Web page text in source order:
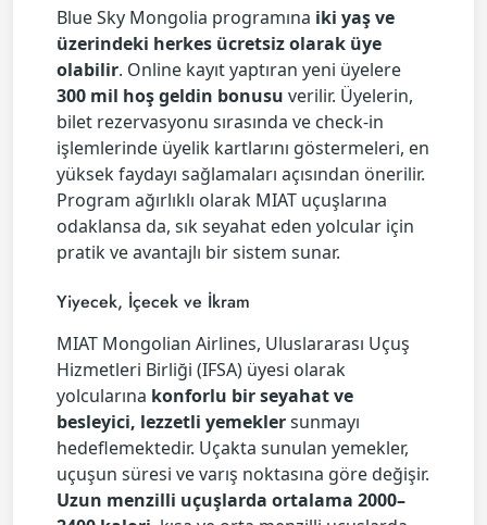
Blue Sky Mongolia programına iki yaş ve
üzerindeki herkes ücretsiz olarak üye
olabilir. Online kayıt yaptıran yeni üyelere
300 mil hoş geldin bonusu verilir. Üyelerin,
bilet rezervasyonu sırasında ve check-in
işlemlerinde üyelik kartlarını göstermeleri, en
yüksek faydayı sağlamaları açısından önerilir.
Program ağırlıklı olarak MIAT uçuşlarına
odaklansa da, sık seyahat eden yolcular için
pratik ve avantajlı bir sistem sunar.
Yiyecek, İçecek ve İkram
MIAT Mongolian Airlines, Uluslararası Uçuş
Hizmetleri Birliği (IFSA) üyesi olarak
yolcularına konforlu bir seyahat ve
besleyici, lezzetli yemeklersunmayı
hedeflemektedir. Uçakta sunulan yemekler,
uçuşun süresi ve varış noktasına göre değişir.
Uzun menzilli uçuşlarda ortalama 2000–